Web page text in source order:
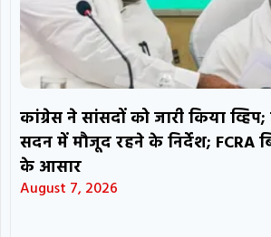
कांग्रेस ने सांसदों को जारी किया
सदन में मौजूद रहने के निर्देश; FCRA
के आसार
August 7, 2026